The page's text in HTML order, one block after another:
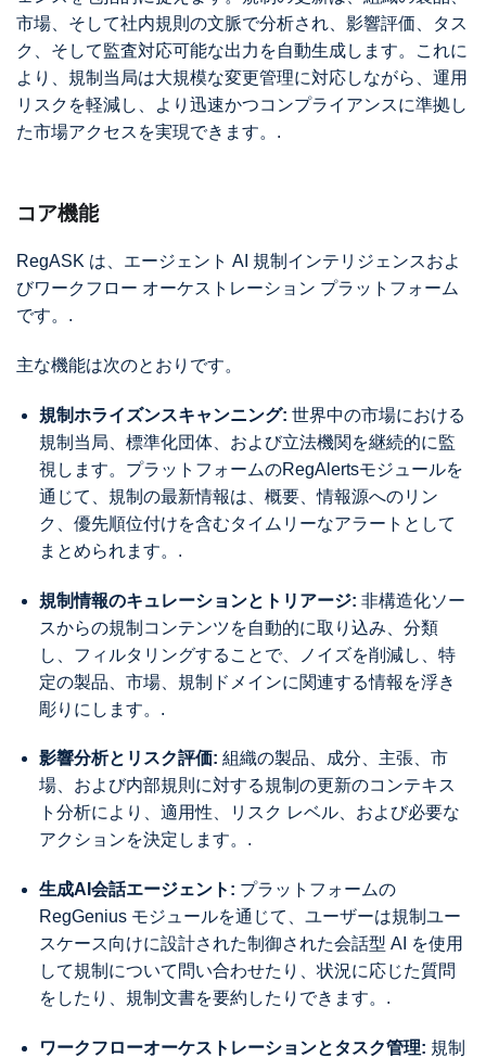
市場、そして社内規則の文脈で分析され、影響評価、タス
ク、そして監査対応可能な出力を自動生成します。これに
より、規制当局は大規模な変更管理に対応しながら、運用
リスクを軽減し、より迅速かつコンプライアンスに準拠し
た市場アクセスを実現できます。.
コア機能
RegASK は、エージェント AI 規制インテリジェンスおよ
びワークフロー オーケストレーション プラットフォーム
です。.
主な機能は次のとおりです。
規制ホライズンスキャンニング: 世界中の市場における
規制当局、標準化団体、および立法機関を継続的に監
視します。プラットフォームのRegAlertsモジュールを
通じて、規制の最新情報は、概要、情報源へのリン
ク、優先順位付けを含むタイムリーなアラートとして
まとめられます。.
規制情報のキュレーションとトリアージ: 非構造化ソー
スからの規制コンテンツを自動的に取り込み、分類
し、フィルタリングすることで、ノイズを削減し、特
定の製品、市場、規制ドメインに関連する情報を浮き
彫りにします。.
影響分析とリスク評価: 組織の製品、成分、主張、市
場、および内部規則に対する規制の更新のコンテキス
ト分析により、適用性、リスク レベル、および必要な
アクションを決定します。.
生成AI会話エージェント: プラットフォームの
RegGenius モジュールを通じて、ユーザーは規制ユー
スケース向けに設計された制御された会話型 AI を使用
して規制について問い合わせたり、状況に応じた質問
をしたり、規制文書を要約したりできます。.
ワークフローオーケストレーションとタスク管理: 規制